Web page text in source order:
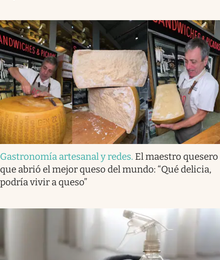
Gastronomía artesanal y redes. El maestro quesero
que abrió el mejor queso del mundo: “Qué delicia,
podría vivir a queso”